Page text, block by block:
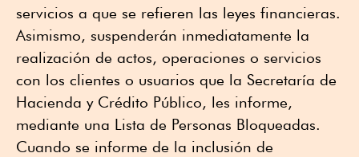
servicios a que se refieren las leyes financieras.
Asimismo, suspenderán inmediatamente la
realización de actos, operaciones o servicios
con los clientes o usuarios que la Secretaría de
Hacienda y Crédito Público, les informe,
mediante una Lista de Personas Bloqueadas.
Cuando se informe de la inclusión de